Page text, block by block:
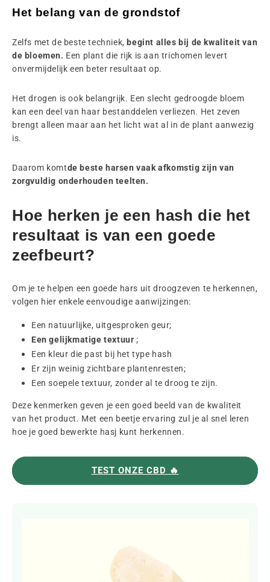
Het belang van de grondstof
Zelfs met de beste techniek, begint alles bij de kwaliteit van
de bloemen. Een plant die rijk is aan trichomen levert
onvermijdelijk een beter resultaat op.
Het drogen is ook belangrijk. Een slecht gedroogde bloem
kan een deel van haar bestanddelen verliezen. Het zeven
brengt alleen maar aan het licht wat al in de plant aanwezig
is.
Daarom komtde beste harsen vaak afkomstig zijn van
zorgvuldig onderhouden teelten.
Hoe herken je een hash die het
resultaat is van een goede
zeefbeurt?
Om je te helpen een goede hars uit droogzeven te herkennen,
volgen hier enkele eenvoudige aanwijzingen:
Een natuurlijke, uitgesproken geur;
Een gelijkmatige textuur ;
Een kleur die past bij het type hash
Er zijn weinig zichtbare plantenresten;
Een soepele textuur, zonder al te droog te zijn.
Deze kenmerken geven je een goed beeld van de kwaliteit
van het product. Met een beetje ervaring zul je al snel leren
hoe je goed bewerkte hasj kunt herkennen.
TEST ONZE CBD 🔥